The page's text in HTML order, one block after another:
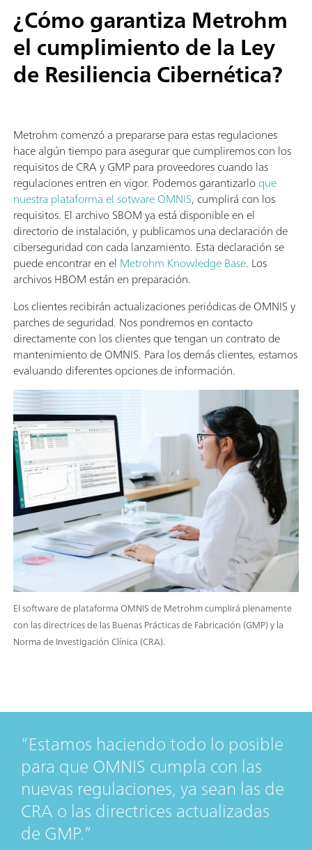
¿Cómo garantiza Metrohm
el cumplimiento de la Ley
de Resiliencia Cibernética?
El software de plataforma OMNIS de Metrohm cumplirá plenamente
con las directrices de las Buenas Prácticas de Fabricación (GMP) y la
Norma de Investigación Clínica (CRA).
Metrohm comenzó a prepararse para estas regulaciones
hace algún tiempo para asegurar que cumpliremos con los
requisitos de CRA y GMP para proveedores cuando las
regulaciones entren en vigor. Podemos garantizarloque
nuestra plataforma el sotware OMNIS, cumplirá con los
requisitos. El archivo SBOM ya está disponible en el
directorio de instalación, y publicamos una declaración de
ciberseguridad con cada lanzamiento. Esta declaración se
puede encontrar en el Metrohm Knowledge Base. Los
archivos HBOM están en preparación.
Los clientes recibirán actualizaciones periódicas de OMNIS y
parches de seguridad. Nos pondremos en contacto
directamente con los clientes que tengan un contrato de
mantenimiento de OMNIS. Para los demás clientes, estamos
evaluando diferentes opciones de información.
Estamos haciendo todo lo posible
para que OMNIS cumpla con las
nuevas regulaciones, ya sean las de
CRA o las directrices actualizadas
de GMP.